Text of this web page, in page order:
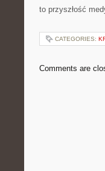
to przyszłość
CATEGORIES:
Comments are